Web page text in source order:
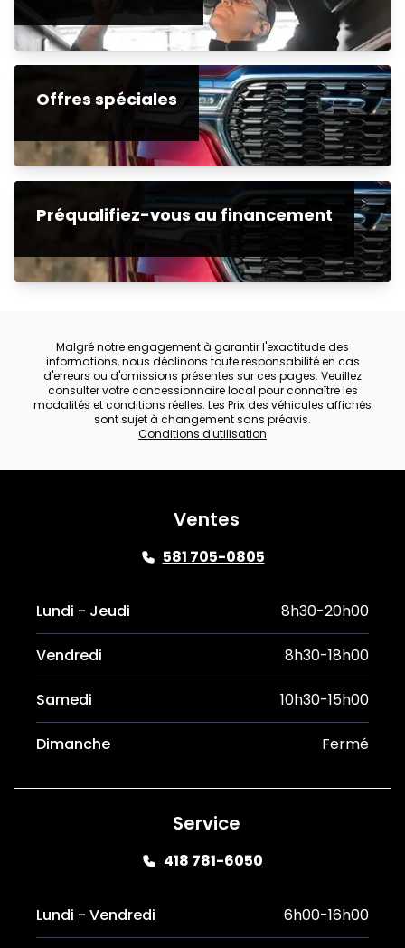
Offres spéciales
Préqualifiez-vous au financement
Malgré notre engagement à garantir l'exactitude des
informations, nous déclinons toute responsabilité en cas
d'erreurs ou d'omissions présentes sur ces pages. Veuillez
consulter votre concessionnaire local pour connaître les
modalités et conditions réelles. Les Prix des véhicules affichés
sont sujet à changement sans préavis.
Conditions d'utilisation
Ventes
581 705-0805
Lundi - Jeudi 8h30-20h00
Vendredi 8h30-18h00
Samedi 10h30-15h00
Dimanche Fermé
Service
418 781-6050
Lundi - Vendredi 6h00-16h00